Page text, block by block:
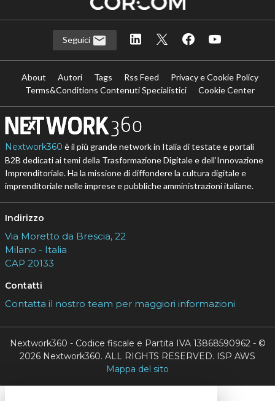
Seguici
About Autori Tags Rss Feed
Privacy e Cookie Policy
Terms&Conditions Contenuti Specialistici
Cookie Center
Nextwork360 è il più grande network in Italia di testate e portali
B2B dedicati ai temi della Trasformazione Digitale e dell’Innovazione
Imprenditoriale. Ha la missione di diffondere la cultura digitale e
imprenditoriale nelle imprese e pubbliche amministrazioni italiane.
Indirizzo
Via Moretto da Brescia, 22
Milano - Italia
CAP 20133
Contatti
Contatta il nostro team per maggiori informazioni
Nextwork360 - Codice fiscale e Partita IVA 13868590962 - ©
2026 Nextwork360. ALL RIGHTS RESERVED. ISP AWS
Mappa del sito